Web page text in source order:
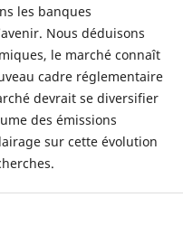
les banques
Nous déduisons
le marché connaît
cadre réglementaire
devrait se diversifier
des émissions
sur cette évolution